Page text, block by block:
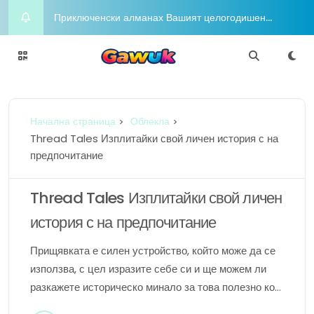
Приключенски алманах Вашият целогодишен
пътеводител за радостта и приключенията
Night on the Town Горещи концепции за облекло
гордост
Йога Блаженство Издигнете духа си с медитация
Шофиране в разкош Бляскавият лайфстайл в
съответствие с любителите в съответствие с
луксозни коли
Начална страница Облекла
Thread Tales Изплитайки свой личен история с на
предпочитание
Thread Tales Изплитайки свой личен
история с на предпочитание
Прищявката е силен устройство, който може да се
използва, с цел изразите себе си и ще можем ли
разкажете историческо минало за това полезно кой